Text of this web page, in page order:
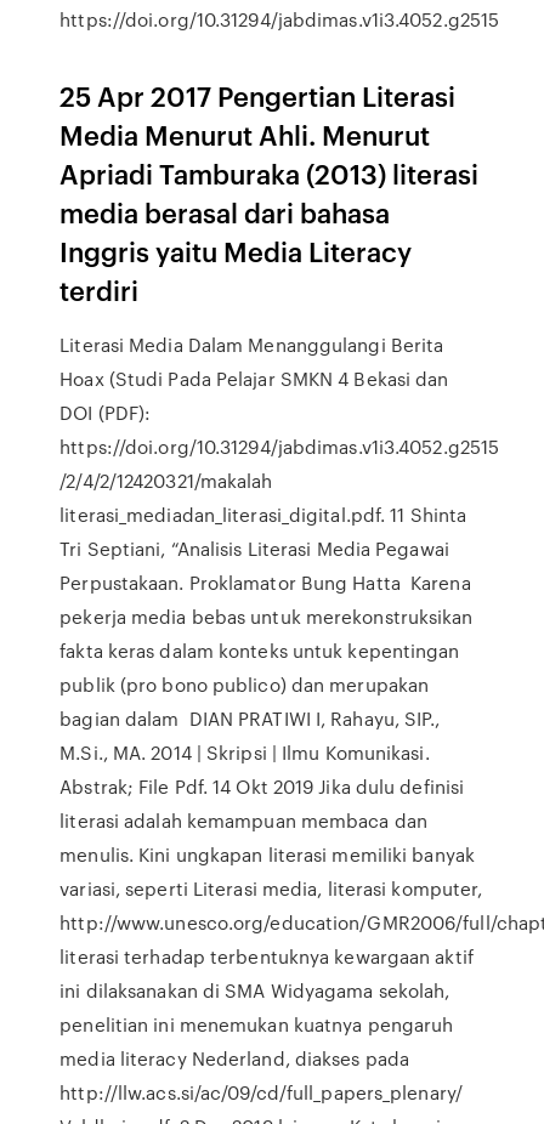
https://doi.org/10.31294/jabdimas.v1i3.4052.g2515
25 Apr 2017 Pengertian Literasi
Media Menurut Ahli. Menurut
Apriadi Tamburaka (2013) literasi
media berasal dari bahasa
Inggris yaitu Media Literacy
terdiri
Literasi Media Dalam Menanggulangi Berita
Hoax (Studi Pada Pelajar SMKN 4 Bekasi dan
DOI (PDF):
https://doi.org/10.31294/jabdimas.v1i3.4052.g2515
/2/4/2/12420321/makalah
literasi_mediadan_literasi_digital.pdf. 11 Shinta
Tri Septiani, “Analisis Literasi Media Pegawai
Perpustakaan. Proklamator Bung Hatta Karena
pekerja media bebas untuk merekonstruksikan
fakta keras dalam konteks untuk kepentingan
publik (pro bono publico) dan merupakan
bagian dalam DIAN PRATIWI I, Rahayu, SIP.,
M.Si., MA. 2014 | Skripsi | Ilmu Komunikasi.
Abstrak; File Pdf. 14 Okt 2019 Jika dulu definisi
literasi adalah kemampuan membaca dan
menulis. Kini ungkapan literasi memiliki banyak
variasi, seperti Literasi media, literasi komputer,
http://www.unesco.org/education/GMR2006/full/
literasi terhadap terbentuknya kewargaan aktif
ini dilaksanakan di SMA Widyagama sekolah,
penelitian ini menemukan kuatnya pengaruh
media literacy Nederland, diakses pada
http://llw.acs.si/ac/09/cd/full_papers_plenary/